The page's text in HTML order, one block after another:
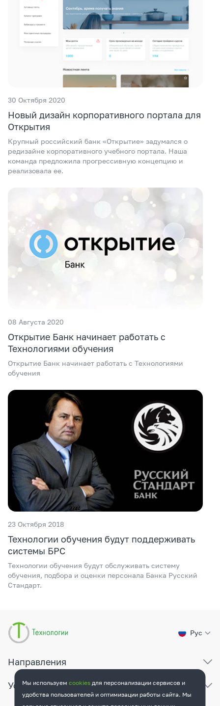
30 Октября 2020
Новый дизайн корпоративного портала для
Открытия
Крупный российский банк «Открытие» задумался о
редизайне корпоративного учебного портала. Наша
команда предложила прогрессивную концепцию и
реализовала ее.
08 Августа 2020
Открытие Банк начинает работать с
Технологиями обучения
Открытие Банк начинает работать с Технологиями
обучения
23 Октября 2018
Технологии обучения будут поддерживать
системы БРС
Технологии обучения будут обслуживать систему
обучения, подбора и оценки персонала Банка Русский
Стандарт.
Рус
Направления
УслугиМы используемcookies для персонализации сервисов и
удобства пользователей и оптимизации работы сайта. Мы